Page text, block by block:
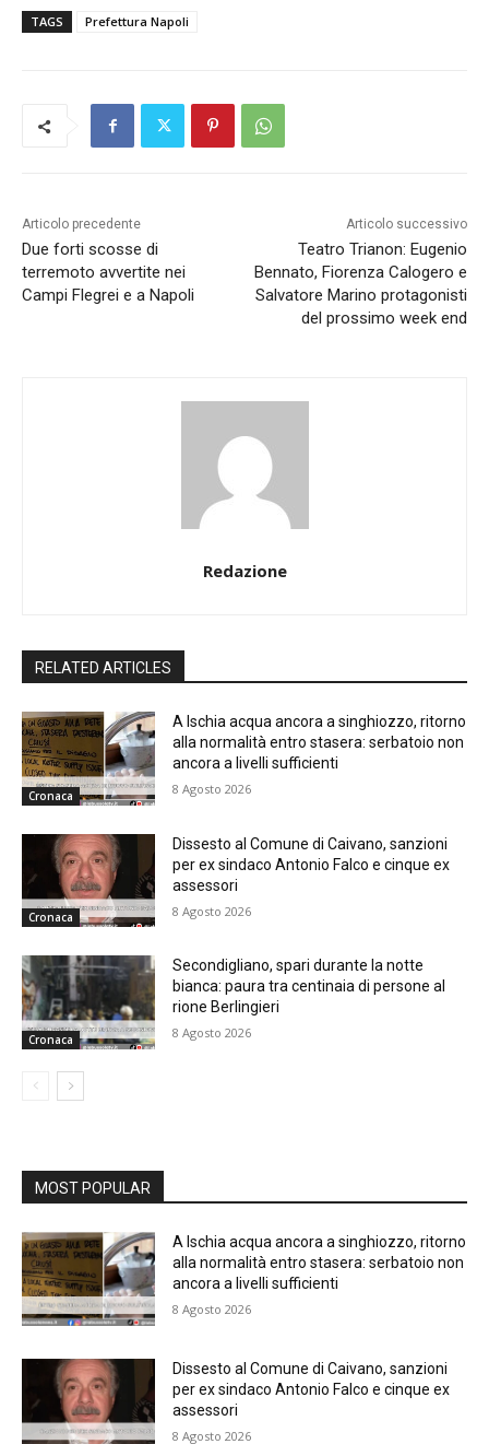
TAGS Prefettura Napoli
Articolo precedente
Due forti scosse di
terremoto avvertite nei
Campi Flegrei e a Napoli
Articolo successivo
Teatro Trianon: Eugenio
Bennato, Fiorenza Calogero e
Salvatore Marino protagonisti
del prossimo week end
Redazione
RELATED ARTICLES
Cronaca
A Ischia acqua ancora a singhiozzo, ritorno
alla normalità entro stasera: serbatoio non
ancora a livelli sufficienti
8 Agosto 2026
Cronaca
Dissesto al Comune di Caivano, sanzioni
per ex sindaco Antonio Falco e cinque ex
assessori
8 Agosto 2026
Cronaca
Secondigliano, spari durante la notte
bianca: paura tra centinaia di persone al
rione Berlingieri
8 Agosto 2026
MOST POPULAR
A Ischia acqua ancora a singhiozzo, ritorno
alla normalità entro stasera: serbatoio non
ancora a livelli sufficienti
8 Agosto 2026
Dissesto al Comune di Caivano, sanzioni
per ex sindaco Antonio Falco e cinque ex
assessori
8 Agosto 2026